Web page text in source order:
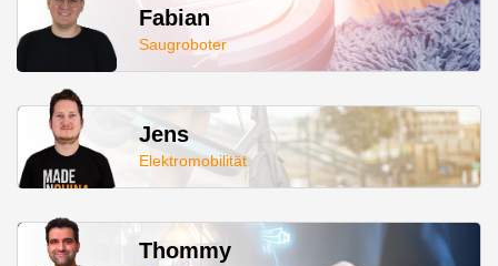
Fabian
Saugroboter
Jens
Elektromobilität
Thommy